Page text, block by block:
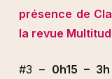
présence de
la revue
#3 – 0h15 – 3h